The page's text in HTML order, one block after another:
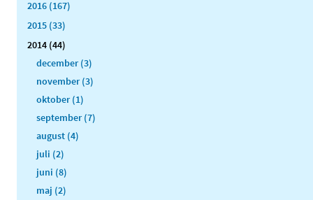
2016 (167)
2015 (33)
2014 (44)
december (3)
november (3)
oktober (1)
september (7)
august (4)
juli (2)
juni (8)
maj (2)